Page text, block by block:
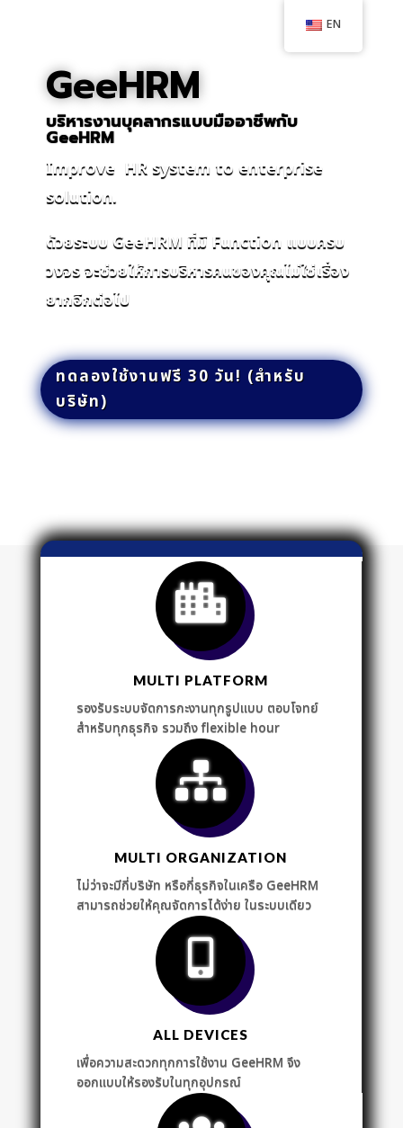
GeeHRM
บริหารงานบุคลากรแบบมืออาชีพกับ
GeeHRM
Improve HR system to enterprise
solution.
ด้วยระบบ GeeHRM ที่มี Function แบบครบ
วงจร จะช่วยให้การบริหารคนของคุณไม่ใช่เรื่อง
ยากอีกต่อไป
ทดลองใช้งานฟรี 30 วัน! (สำหรับ
บริษัท)
MULTI PLATFORM
รองรับระบบจัดการกะงานทุกรูปแบบ ตอบโจทย์
สำหรับทุกธุรกิจ รวมถึง flexible hour
MULTI ORGANIZATION
ไม่ว่าจะมีกี่บริษัท หรือกี่ธุรกิจในเครือ GeeHRM
สามารถช่วยให้คุณจัดการได้ง่าย ในระบบเดียว
ALL DEVICES
เพื่อความสะดวกทุกการใช้งาน GeeHRM จึง
ออกแบบให้รองรับในทุกอุปกรณ์
EN